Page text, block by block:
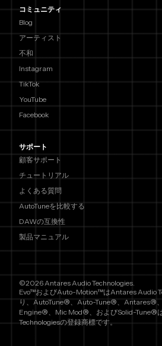
コミュニティ
Blog
アーティスト
不和
Instagram
TikTok
YouTube
Facebook
サポート
顧客サポート
チュートリアル
よくある質問
AutoTuneを比較する
DAWの互換性
製品マニュアル
©2026 Antares Audio Technologies.
Evo™およびAuto-Motion™はAntares Audio
り、AutoTune®、Auto-Tune®、Antares®
Engine®、Mic Mod®、およびSolid-Tune®
Technologiesの登録商標です。